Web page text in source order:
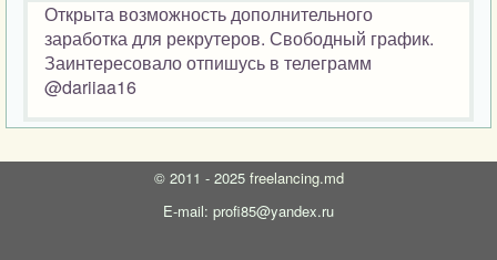
Открыта возможность дополнительного
заработка для рекрутеров. Свободный график.
Заинтересовало отпишусь в телеграмм
@dariiaa16
© 2011 - 2025 freelancing.md
E-mail: profi85@yandex.ru